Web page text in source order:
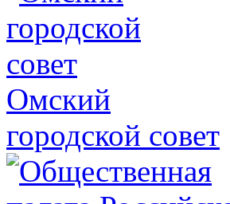
Омский
городской совет